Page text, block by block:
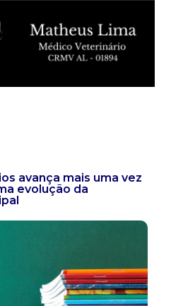
avança mais uma vez
evolução da